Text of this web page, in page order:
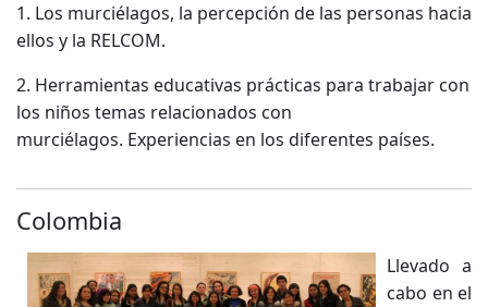
1. Los murciélagos, la percepción de las personas hacia
ellos y la RELCOM.
2. Herramientas educativas prácticas para trabajar con
los niños temas relacionados con
murciélagos. Experiencias en los diferentes países.
Colombia
Llevado a
cabo en el